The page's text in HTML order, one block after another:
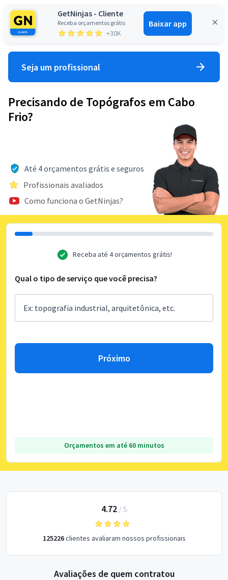
GetNinjas - Cliente
Receba orçamentos grátis
+30K
Baixar app
Entrar
Seja um profissional
Precisando de Topógrafos em Cabo
Frio?
Até 4 orçamentos grátis e seguros
Profissionais avaliados
Como funciona o GetNinjas?
Receba até 4 orçamentos grátis!
Qual o tipo de serviço que você precisa?
Próximo
Orçamentos em até 60 minutos
4.72/ 5
125226clientes avaliaram nossos profissionais
Avaliações de quem contratou